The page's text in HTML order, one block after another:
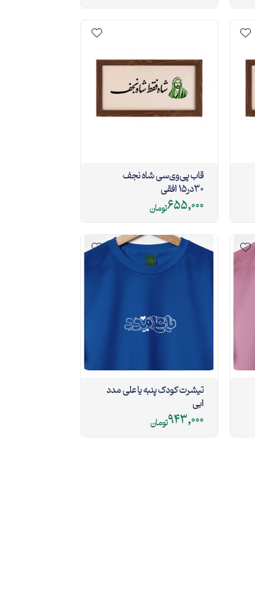
قاب پی‌وی‌سی شاه نجف
30در15 افقی
655,000تومان
تیشرت کودک پنبه یا علی مدد
ابی
943,000تومان